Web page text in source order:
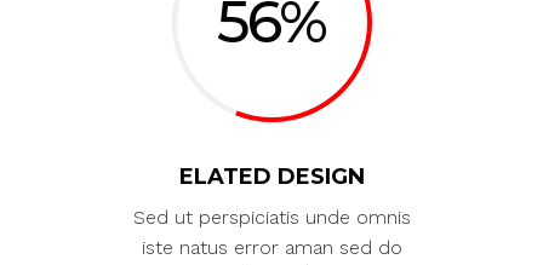
56
ELATED DESIGN
Sed ut perspiciatis unde omnis
iste natus error aman sed do